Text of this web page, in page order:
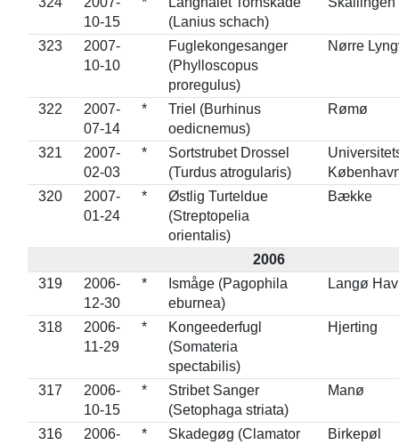
10-15
(Lanius schach)
323
2007-
10-10
Fuglekongesanger
(Phylloscopus
proregulus)
Nørre
322
2007-
07-14
*
Triel (Burhinus
oedicnemus)
Rømø
321
2007-
02-03
*
Sortstrubet Drossel
(Turdus atrogularis)
320
2007-
01-24
*
Østlig Turteldue
(Streptopelia
orientalis)
Bække
2006
319
2006-
12-30
*
Ismåge (Pagophila
eburnea)
Langø
318
2006-
11-29
*
Kongeederfugl
(Somateria
spectabilis)
Hjerting
317
2006-
10-15
*
Stribet Sanger
(Setophaga striata)
Manø
316
2006-
*
Skadegøg (Clamator
Birkepøl